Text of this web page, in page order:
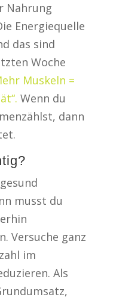
Nahrung
Energiequelle
das sind
Woche
Muskeln =
Wenn du
dann
musst du
Versuche ganz
im
Als